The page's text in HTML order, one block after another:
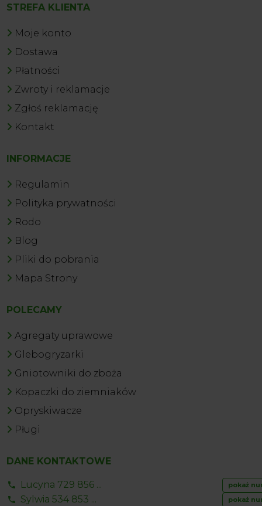
STREFA KLIENTA
Moje konto
Dostawa
Płatności
Zwroty i reklamacje
Zgłoś reklamację
Kontakt
INFORMACJE
Regulamin
Polityka prywatności
Rodo
Blog
Pliki do pobrania
Mapa Strony
POLECAMY
Agregaty uprawowe
Glebogryzarki
Gniotowniki do zboża
Kopaczki do ziemniaków
Opryskiwacze
Pługi
DANE KONTAKTOWE
Lucyna 729 856 ... pokaż
Sylwia 534 853 ... pokaż